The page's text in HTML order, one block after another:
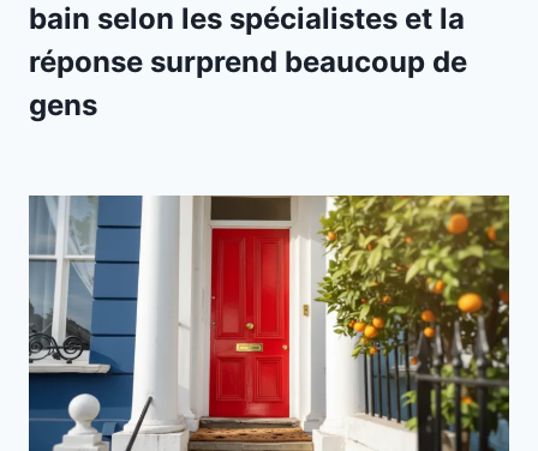
bain selon les spécialistes et la
réponse surprend beaucoup de
gens